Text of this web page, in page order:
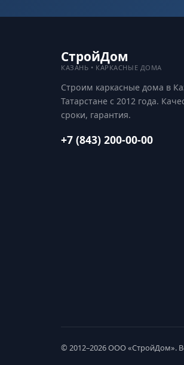
СтройДом
КАЗАНЬ • КАРКАСНЫЕ ДОМА
Строим каркасные дома в
Татарстане с 2012 года.
сроки, гарантия.
+7 (843) 200-00-00
© 2012–2026 ООО «СтройДом».